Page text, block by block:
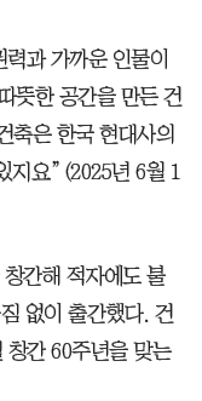
과 가까운 인물이
뜻한 공간을 만든 건
축은 한국 현대사의
지요”(2025년 6월 1
간해 적자에도 불
없이 출간했다. 건
창간 60주년을 맞는